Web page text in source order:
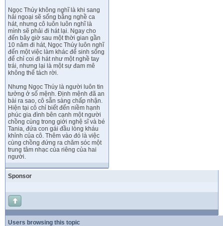
Ngọc Thúy không nghĩ là khi sang
hải ngoại sẽ sống bằng nghề ca
hát, nhưng cô luôn luôn nghĩ là
mình sẽ phải đi hát lại. Ngay cho
đến bây giờ sau một thời gian gần
10 năm đi hát, Ngọc Thúy luôn nghĩ
đến một việc làm khác để sinh sống
để chỉ coi đi hát như một nghề tay
trái, nhưng lại là một sự đam mê
không thể tách rời.
Nhưng Ngọc Thúy là người luôn tin
tưởng ở số mệnh. Định mệnh đã an
bài ra sao, cô sẵn sàng chấp nhận.
Hiện tại cô chỉ biết đến niềm hạnh
phúc gia đình bên cạnh một người
chồng cùng trong giới nghệ sĩ và bé
Tania, đứa con gái đầu lòng kháu
khỉnh của cô. Thêm vào đó là việc
cùng chồng đứng ra chăm sóc một
trung tâm nhạc của riêng của hai
người.
Sponsor
Users browsing this topic